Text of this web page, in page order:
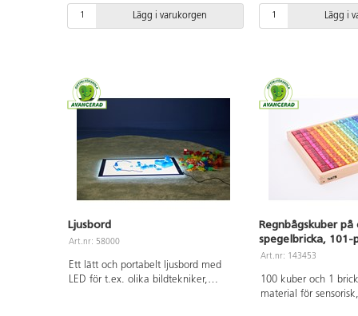
situationer. LED-belysning med en
brinntid på 50 000 h. Höjder: 2, 12,
Lägg i varukorgen
gör den mycket
att den även fylld
Lägg i
Ljusbord
Art.nr: 58000
Ett lätt och portabelt ljusbord med
LED för t.ex. olika bildtekniker,
Regnbågskuber på
spegelbricka, 101-
Art.nr: 143453
100 kuber och 1
material för